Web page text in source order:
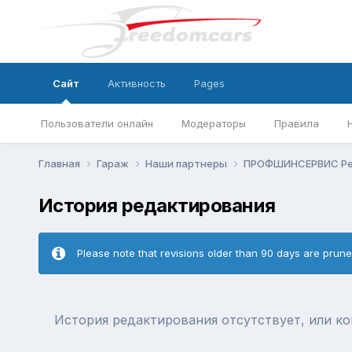
Сайт
Пользователи онлайн Модераторы Правила
Активность Pages
Главная Гараж Наши партнеры ПРОФШИНСЕРВИС
История редактирования
Please note that revisions older than 90 days are
История редактирования отсутствует, или